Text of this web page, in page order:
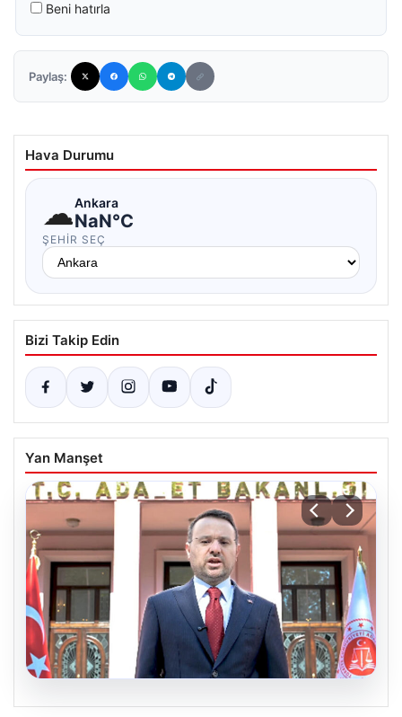
Beni hatırla
Paylaş:
Hava Durumu
☁Ankara
NaN°C
ŞEHIR SEÇ
Bizi Takip Edin
Yan Manşet
06.08.2026